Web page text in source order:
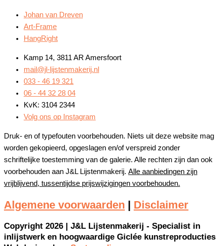
Johan van Dreven
Art-Frame
HangRight
Kamp 14, 3811 AR Amersfoort
mail@jl-lijstenmakerij.nl
033 - 46 19 321
06 - 44 32 28 04
KvK: 3104 2344
Volg ons op Instagram
Druk- en of typefouten voorbehouden. Niets uit deze website mag
worden gekopieerd, opgeslagen en/of verspreid zonder
schriftelijke toestemming van de galerie. Alle rechten zijn dan ook
voorbehouden aan J&L Lijstenmakerij. Alle aanbiedingen zijn
vrijblijvend, tussentijdse prijswijzigingen voorbehouden.
Algemene voorwaarden | Disclaimer
Copyright 2026 | J&L Lijstenmakerij - Specialist in
inlijstwerk en hoogwaardige Giclée kunstreproducties